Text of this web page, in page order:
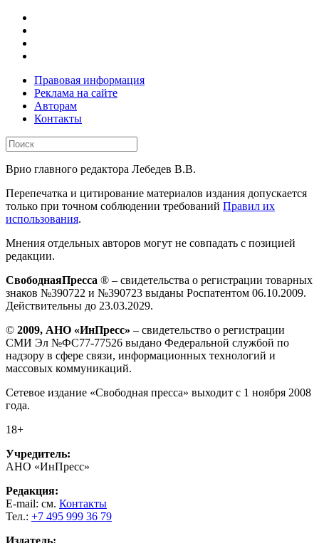
Правовая информация
Реклама на сайте
Авторам
Контакты
Врио главного редактора Лебедев В.В.
Перепечатка и цитирование материалов издания допускается
только при точном соблюдении требований Правил их
использования.
Мнения отдельных авторов могут не совпадать с позицией
редакции.
СвободнаяПресса ® – свидетельства о регистрации товарных
знаков №390722 и №390723 выданы Роспатентом 06.10.2009.
Действительны до 23.03.2029.
© 2009, АНО «ИнПресс» – свидетельство о регистрации
СМИ Эл №ФС77-77526 выдано Федеральной службой по
надзору в сфере связи, информационных технологий и
массовых коммуникаций.
Сетевое издание «Свободная пресса» выходит с 1 ноября 2008
года.
18+
Учредитель:
АНО «ИнПресс»
Редакция:
E-mail: см. Контакты
Тел.: +7 495 999 36 79